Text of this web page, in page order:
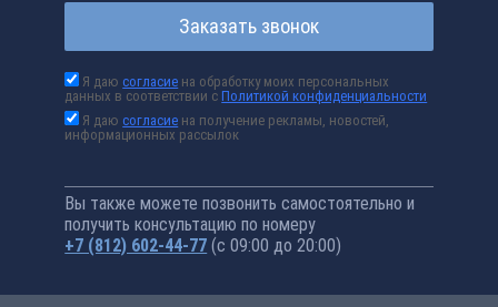
Заказать звонок
Я даюсогласие на обработку моих персональных
данных в соответствии сПолитикой конфиденциальности
Я даюсогласие на получение рекламы, новостей,
информационных рассылок
Вы также можете позвонить самостоятельно и
получить консультацию по номеру
+7 (812) 602-44-77 (с 09:00 до 20:00)